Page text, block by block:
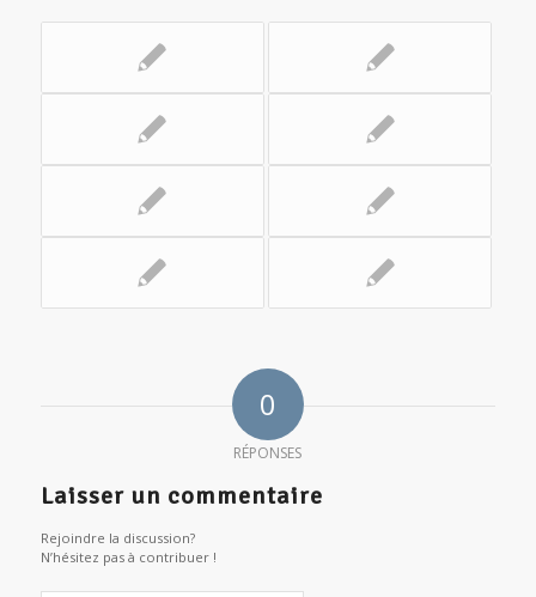
0
RÉPONSES
Laisser un commentaire
Rejoindre la discussion?
N’hésitez pas à contribuer !